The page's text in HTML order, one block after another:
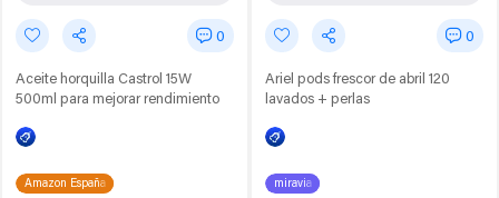
0
Aceite horquilla Castrol 15W
500ml para mejorar rendimiento
Amazon España
0
Ariel pods frescor de abril 120
lavados + perlas
miravia